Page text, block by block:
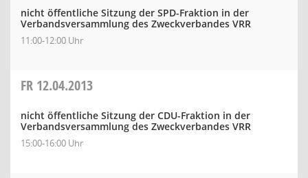
nicht öffentliche Sitzung der SPD-Fraktion in der
Verbandsversammlung des Zweckverbandes VRR
11:00-12:00 Uhr
FR 12.04.2013
nicht öffentliche Sitzung der CDU-Fraktion in der
Verbandsversammlung des Zweckverbandes VRR
15:00-16:00 Uhr